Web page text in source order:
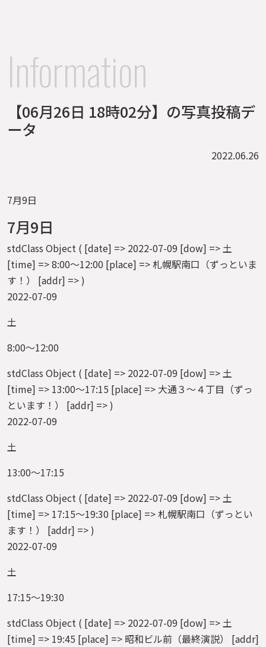
Information
【06月26日 18時02分】の写真投稿デ
ータ
2022.06.26
7月9日
7月9日
stdClass Object ( [date] => 2022-07-09 [dow] => 土
[time] => 8:00～12:00 [place] => 札幌駅南口（ずっといま
す！） [addr] => )
2022-07-09
土
8:00～12:00
stdClass Object ( [date] => 2022-07-09 [dow] => 土
[time] => 13:00～17:15 [place] => 大通３～４丁目（ずっ
といます！） [addr] => )
2022-07-09
土
13:00～17:15
stdClass Object ( [date] => 2022-07-09 [dow] => 土
[time] => 17:15～19:30 [place] => 札幌駅南口（ずっとい
ます！） [addr] => )
2022-07-09
土
17:15～19:30
stdClass Object ( [date] => 2022-07-09 [dow] => 土
[time] => 19:45 [place] => 昭和ビル前（最終演説） [addr]